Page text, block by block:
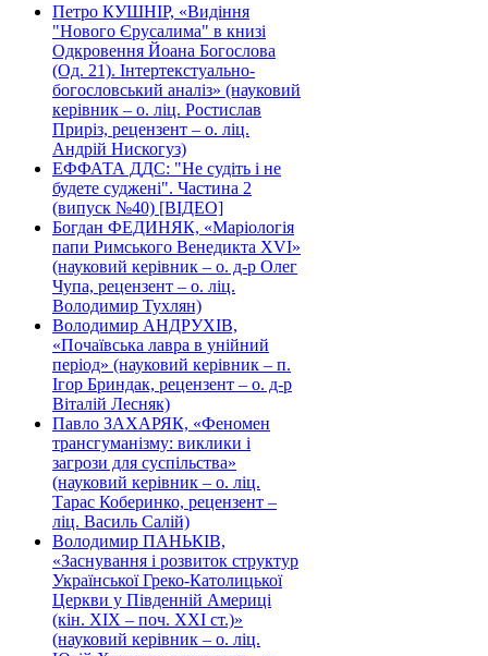
Петро КУШНІР, «Видіння
"Нового Єрусалима" в книзі
Одкровення Йоана Богослова
(Од. 21). Інтертекстуально-
богословський аналіз» (науковий
керівник – о. ліц. Ростислав
Приріз, рецензент – о. ліц.
Андрій Нискогуз)
ЕФФАТА ДДС: "Не судіть і не
будете суджені". Частина 2
(випуск №40) [ВІДЕО]
Богдан ФЕДИНЯК, «Маріологія
папи Римського Венедикта XVI»
(науковий керівник – о. д-р Олег
Чупа, рецензент – о. ліц.
Володимир Тухлян)
Володимир АНДРУХІВ,
«Почаївська лавра в унійний
період» (науковий керівник – п.
Ігор Бриндак, рецензент – о. д-р
Віталій Лесняк)
Павло ЗАХАРЯК, «Феномен
трансгуманізму: виклики і
загрози для суспільства»
(науковий керівник – о. ліц.
Тарас Коберинко, рецензент –
ліц. Василь Салій)
Володимир ПАНЬКІВ,
«Заснування і розвиток структур
Української Греко-Католицької
Церкви у Південній Америці
(кін. ХІХ – поч. ХХІ ст.)»
(науковий керівник – о. ліц.